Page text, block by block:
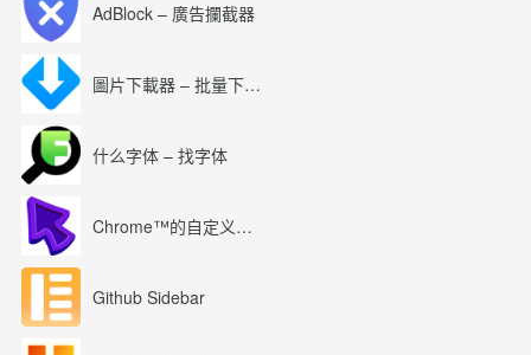
AdBlock – 廣告攔截器
圖片下載器 – 批量下載圖片
什么字体 – 找字体
Chrome™的自定义光标
Github Sidebar